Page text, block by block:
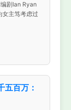
剧Ian Ryan
女主笃考虑过
五百万：